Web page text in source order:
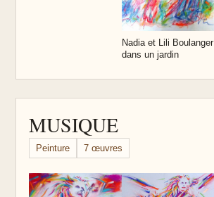
Nadia et Lili Boulanger
dans un jardin
MUSIQUE
Peinture 7 œuvres